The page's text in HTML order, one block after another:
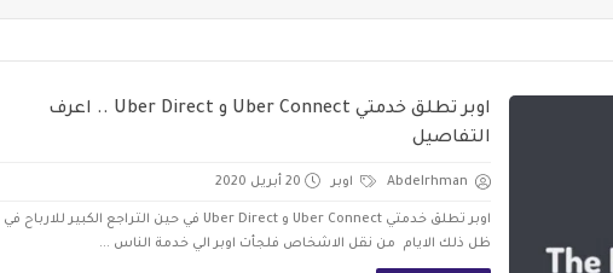
اوبر تطلق خدمتي Uber Connect و Uber Direct .. اعرف
التفاصيل
Abdelrhman اوبر 20 أبريل 2020
اوبر تطلق خدمتي Uber Connect و Uber Direct في حين التراجع الكبير للارباح في
ظل ذلك الايام من نقل الاشخاص فلجأت اوبر الي خدمة الناس ...